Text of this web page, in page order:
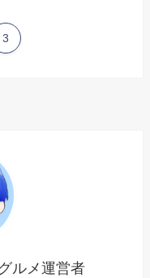
3
ルメ運営者